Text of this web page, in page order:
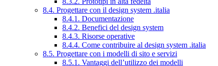
8.4. Progettare con il design system .italia
8.4.1. Documentazione
8.4.2. Benefici del design system
8.4.3. Risorse operative
8.4.4. Come contribuire al design system .italia
8.5. Progettare con i modelli di sito e servizi
8.5.1. Vantaggi dell’utilizzo dei modelli